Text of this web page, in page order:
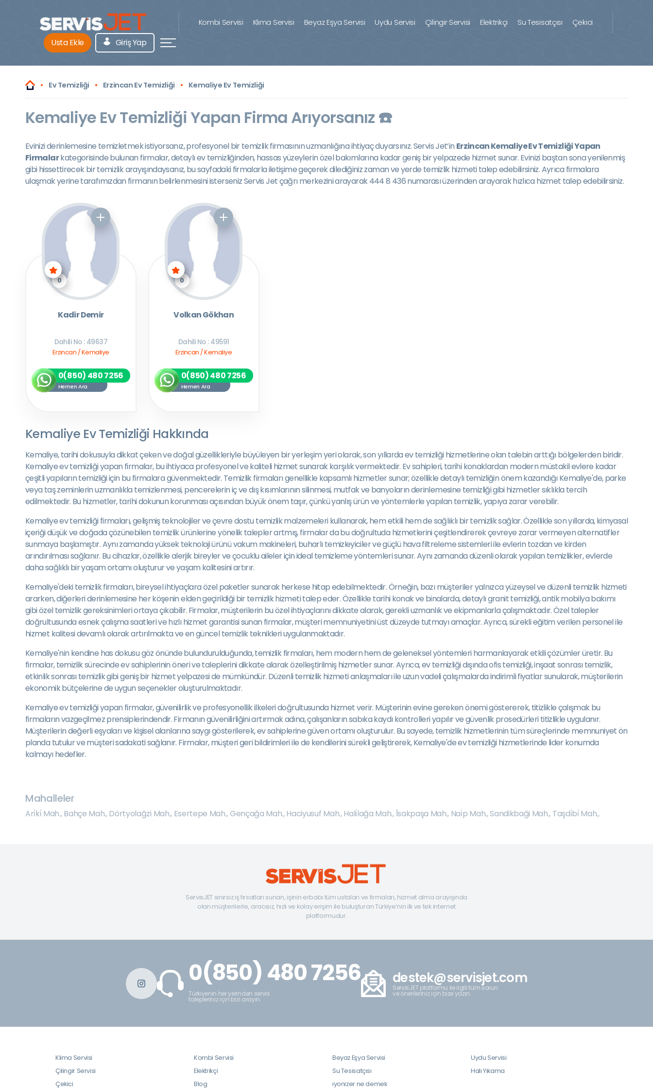
Kombi Servisi Klima Servisi Beyaz Eşya Servisi Uydu Servisi Çilingir Servisi Elektrikçi Su Tesisatçısı Çekici
Usta Ekle Giriş Yap
Ev Temizliği Erzincan Ev Temizliği Kemaliye Ev Temizliği
Kemaliye Ev Temizliği Yapan Firma Arıyorsanız ☎️
Evinizi derinlemesine temizletmek istiyorsanız, profesyonel bir temizlik firmasının uzmanlığına ihtiyaç duyarsınız. Servis Jet’in Erzincan Kemaliye Ev Temizliği Yapan
Firmalarkategorisinde bulunan firmalar, detaylı ev temizliğinden, hassas yüzeylerin özel bakımlarına kadar geniş bir yelpazede hizmet sunar. Evinizi baştan sona yenilenmiş
gibi hissettirecek bir temizlik arayışındaysanız, bu sayfadaki firmalarla iletişime geçerek dilediğiniz zaman ve yerde temizlik hizmeti talep edebilirsiniz. Ayrıca firmalara
ulaşmak yerine tarafımızdan firmanın belirlenmesini isterseniz Servis Jet çağrı merkezini arayarak 444 8 436 numarası üzerinden arayarak hızlıca hizmet talep edebilirsiniz.
0
Kadir Demir
Dahili No : 49637
Erzincan / Kemaliye
0(850) 480 7256
Hemen Ara
0
Volkan Gökhan
Dahili No : 49591
Erzincan / Kemaliye
0(850) 480 7256
Hemen Ara
Kemaliye Ev Temizliği Hakkında
Kemaliye, tarihi dokusuyla dikkat çeken ve doğal güzellikleriyle büyüleyen bir yerleşim yeri olarak, son yıllarda ev temizliği hizmetlerine olan talebin arttığı bölgelerden biridir.
Kemaliye ev temizliği yapan firmalar, bu ihtiyaca profesyonel ve kaliteli hizmet sunarak karşılık vermektedir. Ev sahipleri, tarihi konaklardan modern müstakil evlere kadar
çeşitli yapıların temizliği için bu firmalara güvenmektedir. Temizlik firmaları genellikle kapsamlı hizmetler sunar; özellikle detaylı temizliğin önem kazandığı Kemaliye'de, parke
veya taş zeminlerin uzmanlıkla temizlenmesi, pencerelerin iç ve dış kısımlarının silinmesi, mutfak ve banyoların derinlemesine temizliği gibi hizmetler sıklıkla tercih
edilmektedir. Bu hizmetler, tarihi dokunun korunması açısından büyük önem taşır, çünkü yanlış ürün ve yöntemlerle yapılan temizlik, yapıya zarar verebilir.
Kemaliye ev temizliği firmaları, gelişmiş teknolojiler ve çevre dostu temizlik malzemeleri kullanarak, hem etkili hem de sağlıklı bir temizlik sağlar. Özellikle son yıllarda, kimyasal
içeriği düşük ve doğada çözünebilen temizlik ürünlerine yönelik talepler artmış, firmalar da bu doğrultuda hizmetlerini çeşitlendirerek çevreye zarar vermeyen alternatifler
sunmaya başlamıştır. Aynı zamanda yüksek teknoloji ürünü vakum makineleri, buharlı temizleyiciler ve güçlü hava filtreleme sistemleri ile evlerin tozdan ve kirden
arındırılması sağlanır. Bu cihazlar, özellikle alerjik bireyler ve çocuklu aileler için ideal temizleme yöntemleri sunar. Aynı zamanda düzenli olarak yapılan temizlikler, evlerde
daha sağlıklı bir yaşam ortamı oluşturur ve yaşam kalitesini artırır.
Kemaliye'deki temizlik firmaları, bireysel ihtiyaçlara özel paketler sunarak herkese hitap edebilmektedir. Örneğin, bazı müşteriler yalnızca yüzeysel ve düzenli temizlik hizmeti
ararken, diğerleri derinlemesine her köşenin elden geçirildiği bir temizlik hizmeti talep eder. Özellikle tarihi konak ve binalarda, detaylı granit temizliği, antik mobilya bakımı
gibi özel temizlik gereksinimleri ortaya çıkabilir. Firmalar, müşterilerin bu özel ihtiyaçlarını dikkate alarak, gerekli uzmanlık ve ekipmanlarla çalışmaktadır. Özel talepler
doğrultusunda esnek çalışma saatleri ve hızlı hizmet garantisi sunan firmalar, müşteri memnuniyetini üst düzeyde tutmayı amaçlar. Ayrıca, sürekli eğitim verilen personel ile
hizmet kalitesi devamlı olarak artırılmakta ve en güncel temizlik teknikleri uygulanmaktadır.
Kemaliye'nin kendine has dokusu göz önünde bulundurulduğunda, temizlik firmaları, hem modern hem de geleneksel yöntemleri harmanlayarak etkili çözümler üretir. Bu
firmalar, temizlik sürecinde ev sahiplerinin öneri ve taleplerini dikkate alarak özelleştirilmiş hizmetler sunar. Ayrıca, ev temizliği dışında ofis temizliği, inşaat sonrası temizlik,
etkinlik sonrası temizlik gibi geniş bir hizmet yelpazesi de mümkündür. Düzenli temizlik hizmeti anlaşmaları ile uzun vadeli çalışmalarda indirimli fiyatlar sunularak, müşterilerin
ekonomik bütçelerine de uygun seçenekler oluşturulmaktadır.
Kemaliye ev temizliği yapan firmalar, güvenilirlik ve profesyonellik ilkeleri doğrultusunda hizmet verir. Müşterinin evine gereken önemi göstererek, titizlikle çalışmak bu
firmaların vazgeçilmez prensiplerindendir. Firmanın güvenilirliğini artırmak adına, çalışanların sabıka kaydı kontrolleri yapılır ve güvenlik prosedürleri titizlikle uygulanır.
Müşterilerin değerli eşyaları ve kişisel alanlarına saygı gösterilerek, ev sahiplerine güven ortamı oluşturulur. Bu sayede, temizlik hizmetlerinin tüm süreçlerinde memnuniyet ön
planda tutulur ve müşteri sadakati sağlanır. Firmalar, müşteri geri bildirimleri ile de kendilerini sürekli geliştirerek, Kemaliye'de ev temizliği hizmetlerinde lider konumda
kalmayı hedefler.
Mahalleler
Ari̇ki̇ Mah.,Bahçe Mah.,Dörtyolağzi Mah., Esertepe Mah.,Gençağa Mah.,Haciyusuf Mah.,Hali̇lağa Mah., İ̇sakpaşa Mah., Nai̇p Mah.,Sandikbaği Mah., Taşdi̇bi̇ Mah.,
ServisJET sınırsız iş fırsatları sunan, işinin erbabı tüm ustaları ve firmaları, hizmet alma arayışında
olan müşterilerle, aracısız, hızlı ve kolay erişim ile buluşturan Türkiye’nin ilk ve tek internet
platformudur.
0(850) 480 7256
Türkiyenin her yerinden servis
talepleriniz için bizi arayın.
destek@servisjet.com
ServisJET platformu ile ilgili tüm sorun
ve önerileriniz için bize yazın.
Klima Servisi Kombi Servisi Beyaz Eşya Servisi
Uydu Servisi
Çilingir Servisi
Elektrikçi Su Tesisatçısı
Halı Yıkama
Çekici
Blog iyonizer ne demek